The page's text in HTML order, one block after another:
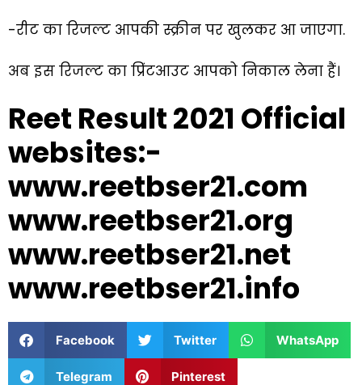
-रीट का रिजल्ट आपकी स्क्रीन पर खुलकर आ जाएगा.
अब इस रिजल्ट का प्रिंटआउट आपको निकाल लेना हैं।
Reet Result 2021 Official
websites:-
www.reetbser21.com
www.reetbser21.org
www.reetbser21.net
www.reetbser21.info
Facebook Twitter WhatsApp
Telegram Pinterest